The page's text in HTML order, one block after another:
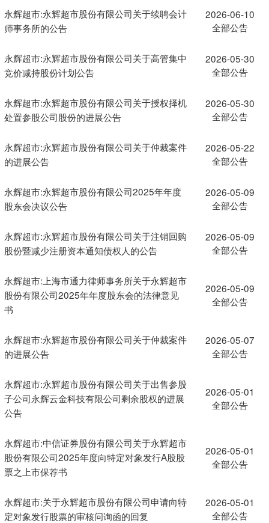
永辉超市:永辉超市股份有限公司关于续聘会计
师事务所的公告
2026-06-10
全部公告
永辉超市:永辉超市股份有限公司关于高管集中
竞价减持股份计划公告
2026-05-30
全部公告
永辉超市:永辉超市股份有限公司关于授权择机
处置参股公司股份的进展公告
2026-05-30
全部公告
永辉超市:永辉超市股份有限公司关于仲裁案件
的进展公告
2026-05-22
全部公告
永辉超市:永辉超市股份有限公司2025年年度
股东会决议公告
2026-05-09
全部公告
永辉超市:永辉超市股份有限公司关于注销回购
股份暨减少注册资本通知债权人的公告
2026-05-09
全部公告
永辉超市:上海市通力律师事务所关于永辉超市
股份有限公司2025年年度股东会的法律意见
书
2026-05-09
全部公告
永辉超市:永辉超市股份有限公司关于仲裁案件
的进展公告
2026-05-07
全部公告
永辉超市:永辉超市股份有限公司关于出售参股
子公司永辉云金科技有限公司剩余股权的进展
公告
2026-05-01
全部公告
永辉超市:中信证券股份有限公司关于永辉超市
股份有限公司2025年度向特定对象发行A股股
票之上市保荐书
2026-05-01
全部公告
永辉超市:关于永辉超市股份有限公司申请向特
定对象发行股票的审核问询函的回复
2026-05-01
全部公告